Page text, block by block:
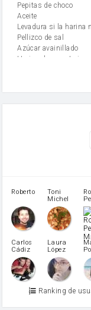
Pepitas de choco
aceite
Levadura si la harina
Pellizco de sal
Azúcar avainillado
Harina de reposteria
mantequilla
Harina para bizcocho
patatas
pimiento rojo
Pimentón
pimiento verde
miel
vino blanco
Azúcar glass
Azúcar moreno
Zumo de limón
arroz
Roberto
Toni
Michel
Caubet
Carlos
Cádiz
Laura
López
Martínez
Ranking de